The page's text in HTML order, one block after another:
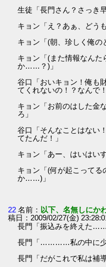
生徒「長門さん？さっき
キョン「え？あぁ、どうも
キョン「(朝、珍しく俺
キョン「(また情報なん
か……？)」
谷口「おいキョン！俺も
てくれないの！？なんで！
キョン「お前のはした金
ろ」
谷口「そんなことはない
てたんだ！」
キョン「あー、はいはい
キョン「(何が起こって
か……)」
22 名前： 以下、名無しにか
稿日：2009/02/27(金)
長門「振込みを終えた
長門「…………私の中に少
長門「だがこれで私は